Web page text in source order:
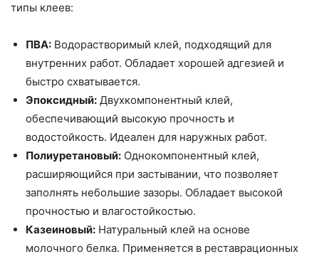
типы клеев:
ПВА: Водорастворимый клей, подходящий для
внутренних работ. Обладает хорошей адгезией и
быстро схватывается.
Эпоксидный: Двухкомпонентный клей,
обеспечивающий высокую прочность и
водостойкость. Идеален для наружных работ.
Полиуретановый: Однокомпонентный клей,
расширяющийся при застывании, что позволяет
заполнять небольшие зазоры. Обладает высокой
прочностью и влагостойкостью.
Казеиновый: Натуральный клей на основе
молочного белка. Применяется в реставрационных